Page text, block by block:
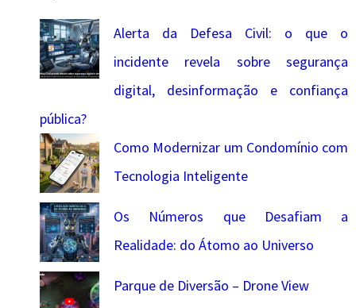
Alerta da Defesa Civil: o que o
incidente revela sobre segurança
digital, desinformação e confiança
pública?
Como Modernizar um Condomínio com
Tecnologia Inteligente
Os Números que Desafiam a
Realidade: do Átomo ao Universo
Parque de Diversão – Drone View